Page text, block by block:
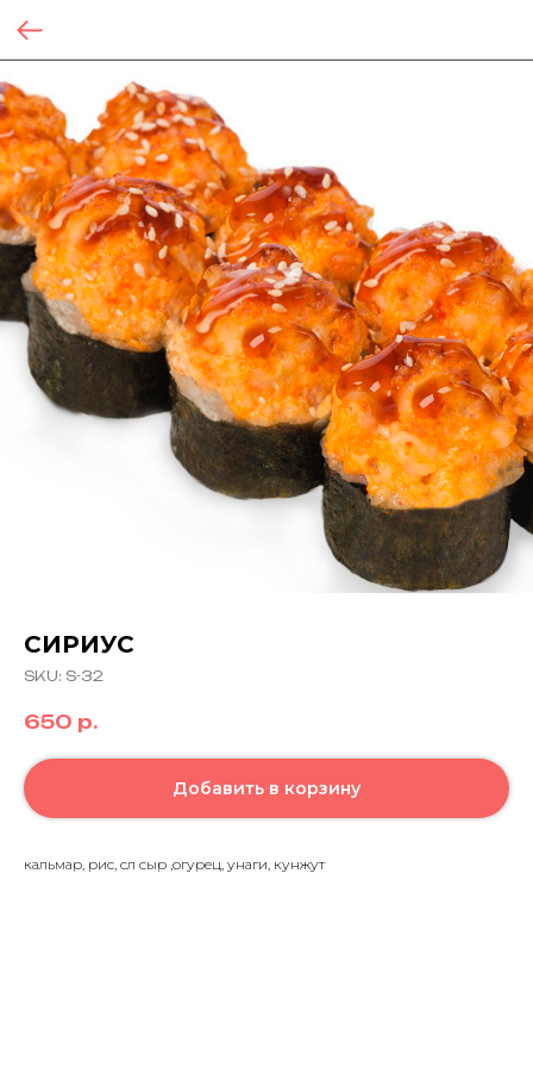
СИРИУС
SKU: S-32
650 р.
Добавить в корзину
кальмар, рис, сл сыр ,огурец, унаги, кунжут